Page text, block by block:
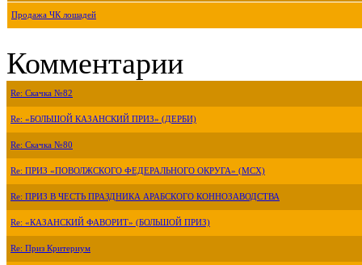
Продажа ЧК лошадей
Комментарии
Re: Скачка №82
Re: «БОЛЬШОЙ КАЗАНСКИЙ ПРИЗ» (ДЕРБИ)
Re: Скачка №80
Re: ПРИЗ «ПОВОЛЖСКОГО ФЕДЕРАЛЬНОГО ОКРУГА» (МСХ)
Re: ПРИЗ В ЧЕСТЬ ПРАЗДНИКА АРАБСКОГО КОННОЗАВОДСТВА
Re: «КАЗАНСКИЙ ФАВОРИТ» (БОЛЬШОЙ ПРИЗ)
Re: Приз Критериум